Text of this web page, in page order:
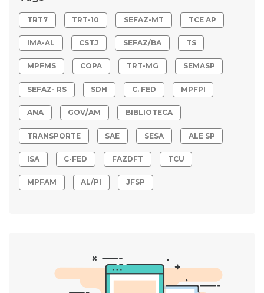
TRT7 TRT-10 SEFAZ-MT TCE AP
IMA-AL CSTJ SEFAZ/BA TS
MPFMS COPA TRT-MG SEMASP
SEFAZ- RS SDH C. FED MPFPI
ANA GOV/AM BIBLIOTECA
TRANSPORTE SAE SESA ALE SP
ISA C-FED FAZDFT TCU
MPFAM AL/PI JFSP